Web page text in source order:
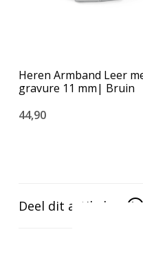
Heren Armband Leer
gravure 11 mm| Bruin
44,90
Deel dit artikel